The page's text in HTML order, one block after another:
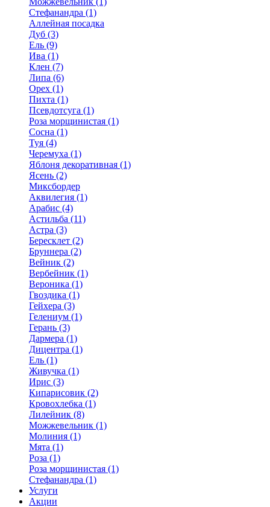
Стефанандра (1)
Аллейная посадка
Дуб (3)
Ель (9)
Ива (1)
Клен (7)
Липа (6)
Орех (1)
Пихта (1)
Псевдотсуга (1)
Роза морщинистая (1)
Сосна (1)
Туя (4)
Черемуха (1)
Яблоня декоративная (1)
Ясень (2)
Миксбордер
Аквилегия (1)
Арабис (4)
Астильба (11)
Астра (3)
Бересклет (2)
Бруннера (2)
Вейник (2)
Вербейник (1)
Вероника (1)
Гвоздика (1)
Гейхера (3)
Гелениум (1)
Герань (3)
Дармера (1)
Дицентра (1)
Ель (1)
Живучка (1)
Ирис (3)
Кипарисовик (2)
Кровохлебка (1)
Лилейник (8)
Можжевельник (1)
Молиния (1)
Мята (1)
Роза (1)
Роза морщинистая (1)
Стефанандра (1)
Услуги
Акции